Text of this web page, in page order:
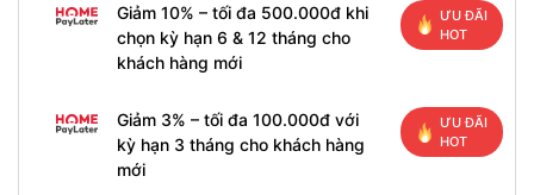
Giảm 10% – tối đa 500.000đ khi
chọn kỳ hạn 6 & 12 tháng cho
khách hàng mới
ƯU ĐÃI
HOT
Giảm 3% – tối đa 100.000đ với
kỳ hạn 3 tháng cho khách hàng
mới
ƯU ĐÃI
HOT